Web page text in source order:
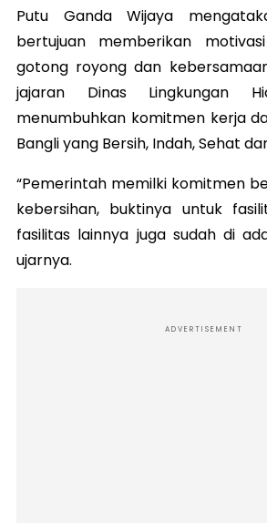
Putu Ganda Wijaya
bertujuan memberikan
gotong royong dan
jajaran Dinas Lingkungan
menumbuhkan komitmen kerja
Bangli yang Bersih, Indah, Sehat
“Pemerintah memilki komitmen
kebersihan, buktinya untuk
fasilitas lainnya juga sudah di
ujarnya.
ADVERTISEMENT